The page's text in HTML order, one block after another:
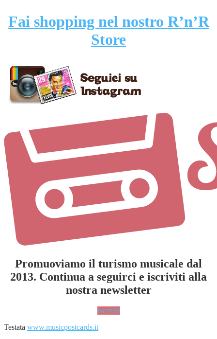
Fai shopping nel nostro R’n’R
Store
Promuoviamo il turismo musicale dal
2013. Continua a seguirci e iscriviti alla
nostra newsletter
Iscriviti
Testata www.musicpostcards.it